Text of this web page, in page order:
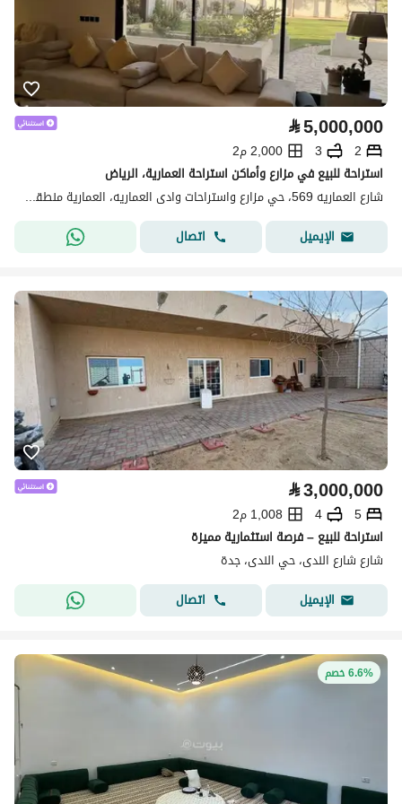
⃁5,000,000
2
3
2,000 م2
استراحة للبيع في مزارع وأماكن استراحة العمارية، الرياض
شارع العماريه 569، حي مزارع واستراحات وادى العماريه، العمارية منطقة الرياض
الإيميل
اتصال
⃁3,000,000
5
4
1,008 م2
استراحة للبيع – فرصة استثمارية مميزة
شارع شارع الندى، حي الندى، جدة
الإيميل
اتصال
6.6% خصم